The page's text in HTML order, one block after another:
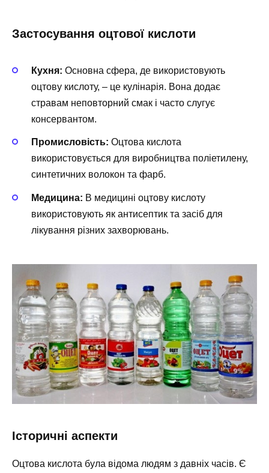
Застосування оцтової кислоти
Кухня: Основна сфера, де використовують
оцтову кислоту, – це кулінарія. Вона додає
стравам неповторний смак і часто слугує
консервантом.
Промисловість: Оцтова кислота
використовується для виробництва поліетилену,
синтетичних волокон та фарб.
Медицина: В медицині оцтову кислоту
використовують як антисептик та засіб для
лікування різних захворювань.
Історичні аспекти
Оцтова кислота була відома людям з давніх часів. Є